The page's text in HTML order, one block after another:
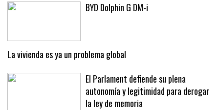
BYD Dolphin G DM-i
La vivienda es ya un problema global
El Parlament defiende su plena
autonomía y legitimidad para derogar
la ley de memoria